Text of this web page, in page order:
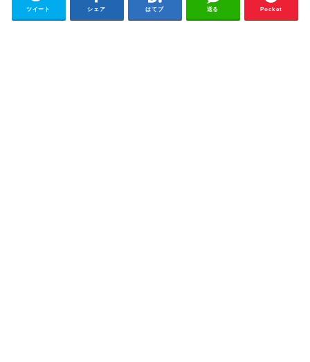
ツイート シェア はてブ 送る Pocket